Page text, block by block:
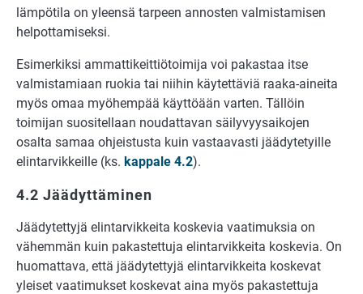
lämpötila on yleensä tarpeen annosten valmistamisen
helpottamiseksi.
Esimerkiksi ammattikeittiötoimija voi pakastaa itse
valmistamiaan ruokia tai niihin käytettäviä raaka-aineita
myös omaa myöhempää käyttöään varten. Tällöin
toimijan suositellaan noudattavan säilyvyysaikojen
osalta samaa ohjeistusta kuin vastaavasti jäädytetyille
elintarvikkeille (ks. kappale 4.2).
4.2 Jäädyttäminen
Jäädytettyjä elintarvikkeita koskevia vaatimuksia on
vähemmän kuin pakastettuja elintarvikkeita koskevia. On
huomattava, että jäädytettyjä elintarvikkeita koskevat
yleiset vaatimukset koskevat aina myös pakastettuja